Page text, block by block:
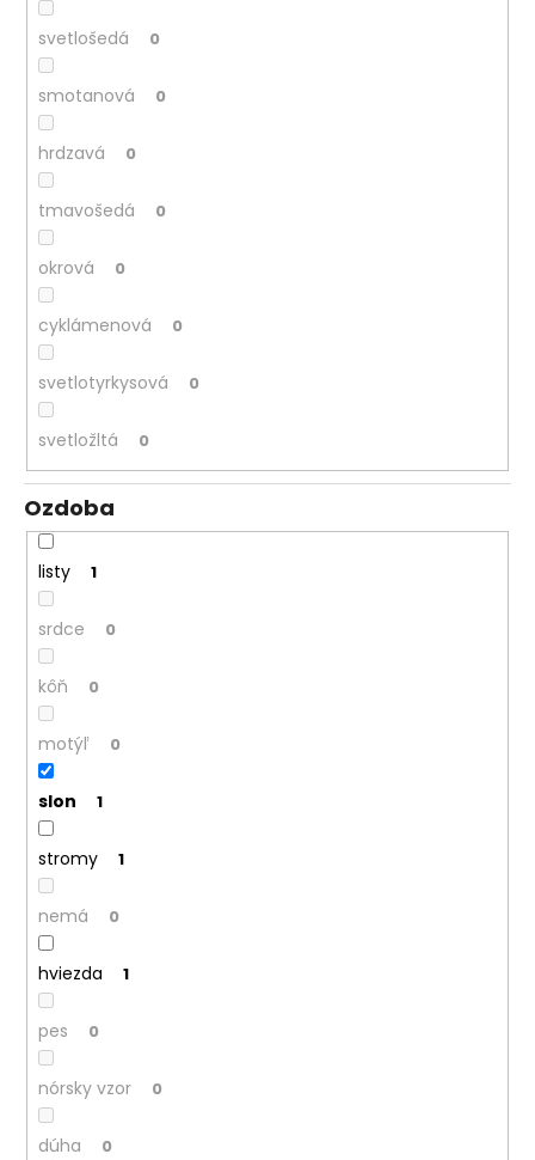
svetlošedá 0
smotanová 0
hrdzavá 0
tmavošedá 0
okrová 0
cyklámenová 0
svetlotyrkysová 0
svetložltá 0
Ozdoba
listy 1
srdce 0
kôň 0
motýľ 0
slon 1
stromy 1
nemá 0
hviezda 1
pes 0
nórsky vzor 0
dúha 0